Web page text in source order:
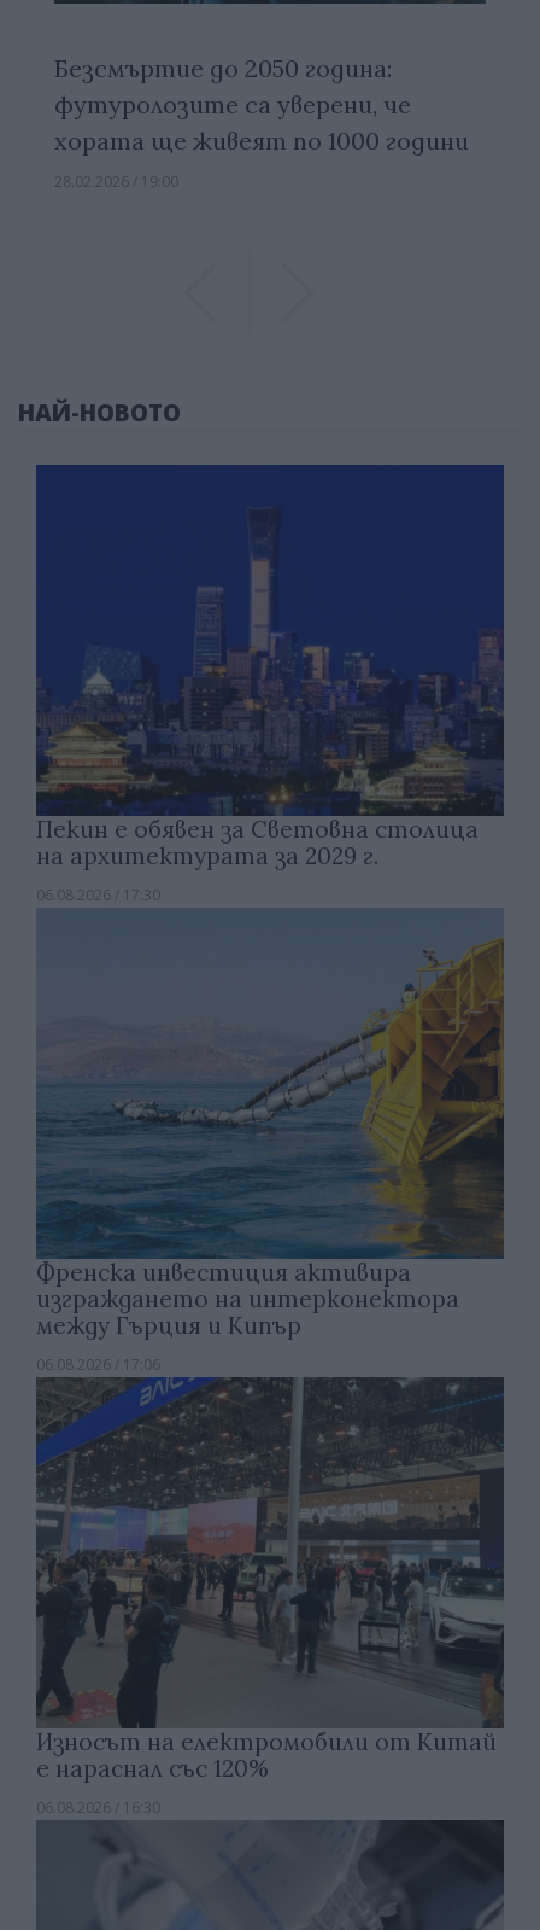
Безсмъртие до 2050 година:
футуролозите са уверени, че
хората ще живеят по 1000 години
28.02.2026 / 19:00
НАЙ-НОВОТО
Пекин е обявен за Световна столица
на архитектурата за 2029 г.
06.08.2026 / 17:30
Френска инвестиция активира
изграждането на интерконектора
между Гърция и Кипър
06.08.2026 / 17:06
Износът на електромобили от Китай
е нараснал със 120%
06.08.2026 / 16:30